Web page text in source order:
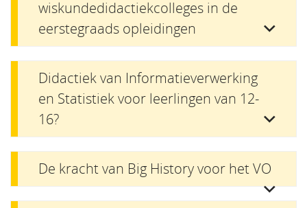
wiskundedidactiekcolleges in de
eerstegraads opleidingen
Didactiek van Informatieverwerking
en Statistiek voor leerlingen van 12-
16?
De kracht van Big History voor het VO